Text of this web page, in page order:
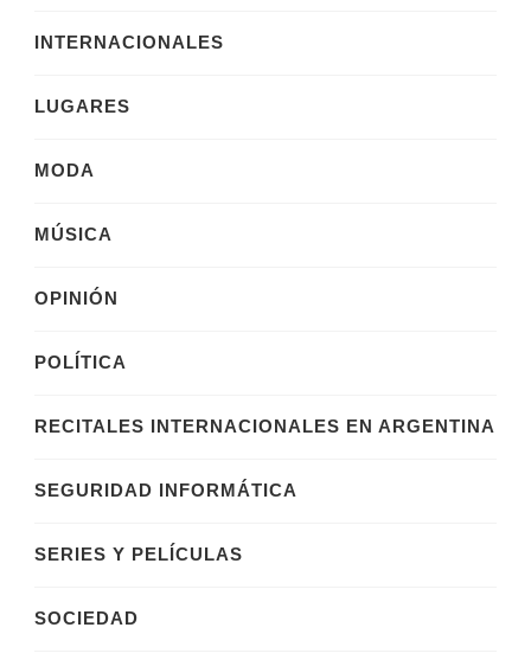
INTERNACIONALES
LUGARES
MODA
MÚSICA
OPINIÓN
POLÍTICA
RECITALES INTERNACIONALES EN ARGENTINA
SEGURIDAD INFORMÁTICA
SERIES Y PELÍCULAS
SOCIEDAD